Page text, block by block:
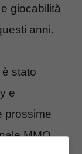
giocabilità
anni.
è stato
e
prossime
MMO